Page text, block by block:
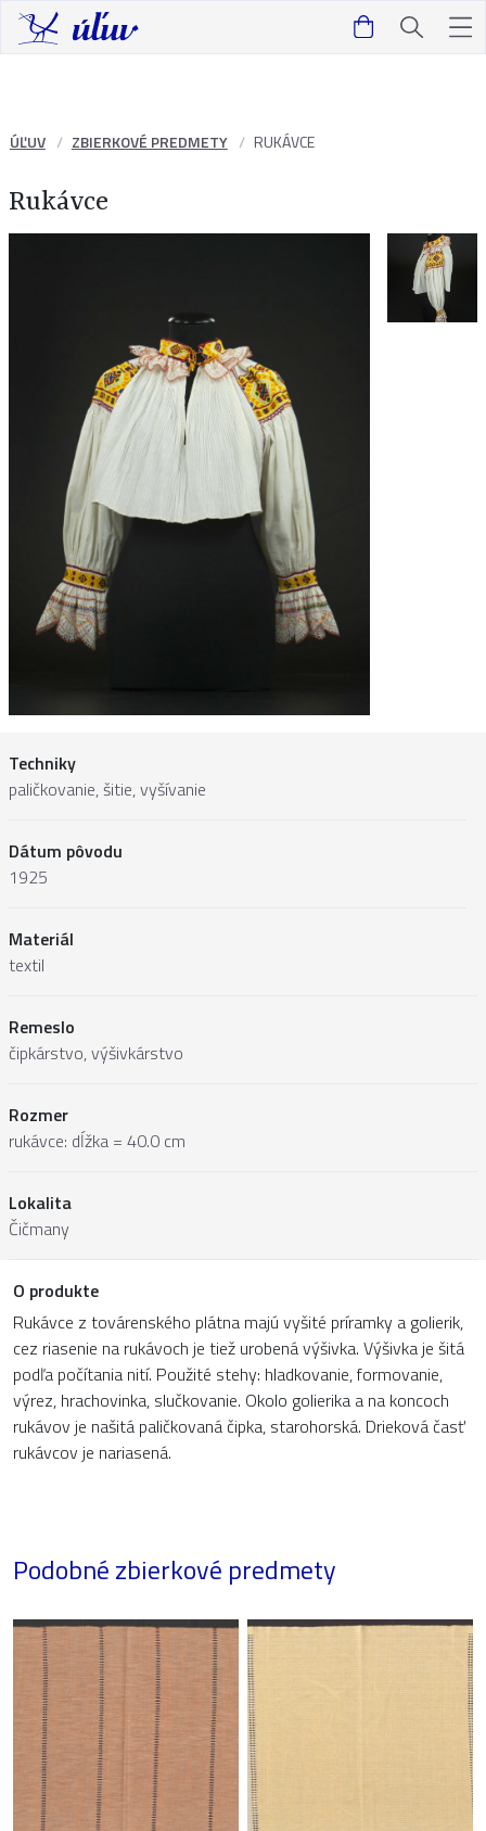
ÚĽUV ZBIERKOVÉ PREDMETY RUKÁVCE
Rukávce
Techniky
paličkovanie, šitie, vyšívanie
Dátum pôvodu
1925
Materiál
textil
Remeslo
čipkárstvo, výšivkárstvo
Rozmer
rukávce: dĺžka = 40.0 cm
Lokalita
Čičmany
O produkte
Rukávce z továrenského plátna majú vyšité príramky a golierik,
cez riasenie na rukávoch je tiež urobená výšivka. Výšivka je šitá
podľa počítania nití. Použité stehy: hladkovanie, formovanie,
výrez, hrachovinka, slučkovanie. Okolo golierika a na koncoch
rukávov je našitá paličkovaná čipka, starohorská. Drieková časť
rukávcov je nariasená.
Podobné zbierkové predmety